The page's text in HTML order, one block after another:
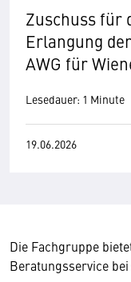
Zuschuss für
Erlangung
AWG für
Lesedauer: 1 Minute
19.06.2026
Die Fachgruppe
Beratungsservice